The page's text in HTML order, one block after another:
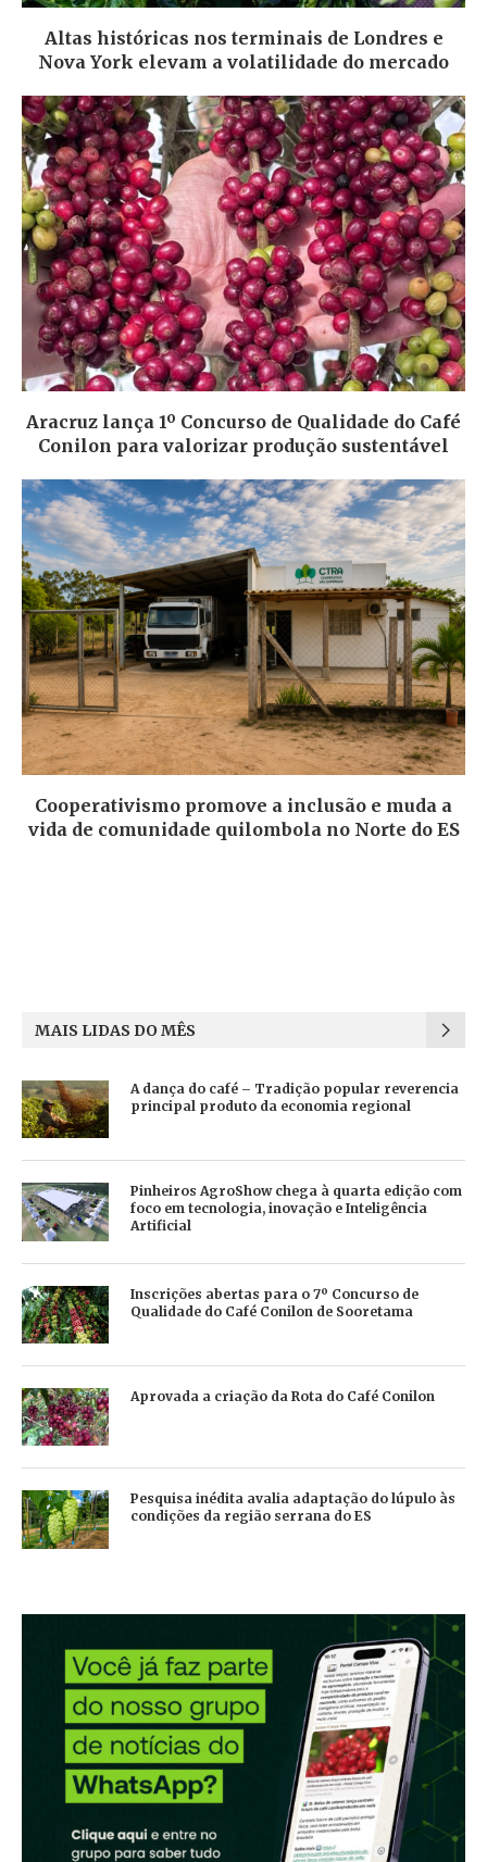
Altas históricas nos terminais de Londres e
Nova York elevam a volatilidade do mercado
Aracruz lança 1º Concurso de Qualidade do Café
Conilon para valorizar produção sustentável
Cooperativismo promove a inclusão e muda a
vida de comunidade quilombola no Norte do ES
MAIS LIDAS DO MÊS
A dança do café – Tradição popular reverencia
principal produto da economia regional
Pinheiros AgroShow chega à quarta edição com
foco em tecnologia, inovação e Inteligência
Artificial
Inscrições abertas para o 7º Concurso de
Qualidade do Café Conilon de Sooretama
Aprovada a criação da Rota do Café Conilon
Pesquisa inédita avalia adaptação do lúpulo às
condições da região serrana do ES